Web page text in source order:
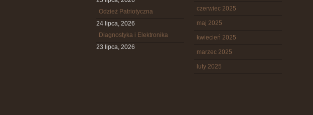
Odzież Patriotyczna
24 lipca, 2026
Diagnostyka i Elektronika
23 lipca, 2026
czerwiec 2025
maj 2025
kwiecień 2025
marzec 2025
luty 2025